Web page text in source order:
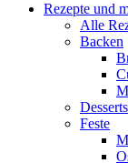
Rezepte und
Alle
Backen
Desserts
Feste